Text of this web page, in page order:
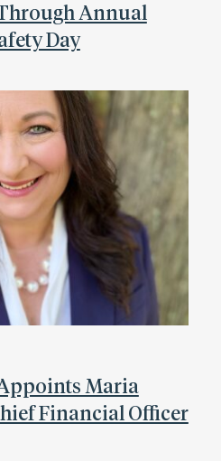
Annual
Day
Maria
Financial Officer